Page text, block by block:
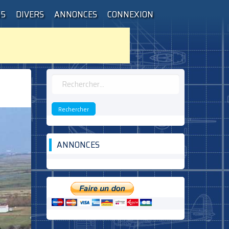
DIVERS ANNONCES CONNEXION
Rechercher :
ANNONCES